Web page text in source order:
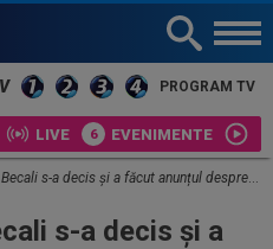
PROGRAM TV
LIVE EVENIMENTE
s-a decis și a făcut anunțul despre Anderson Ceara: ”Asta zic!”
s-a decis și a